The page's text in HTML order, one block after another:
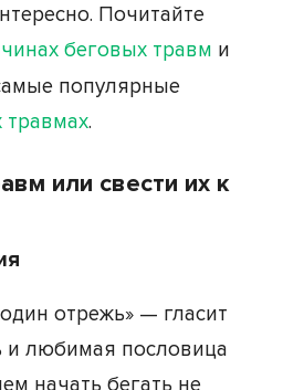
Почитайте
беговых травм и
популярные
.
или свести их к
отрежь» — гласит
и любимая пословица
начать бегать не